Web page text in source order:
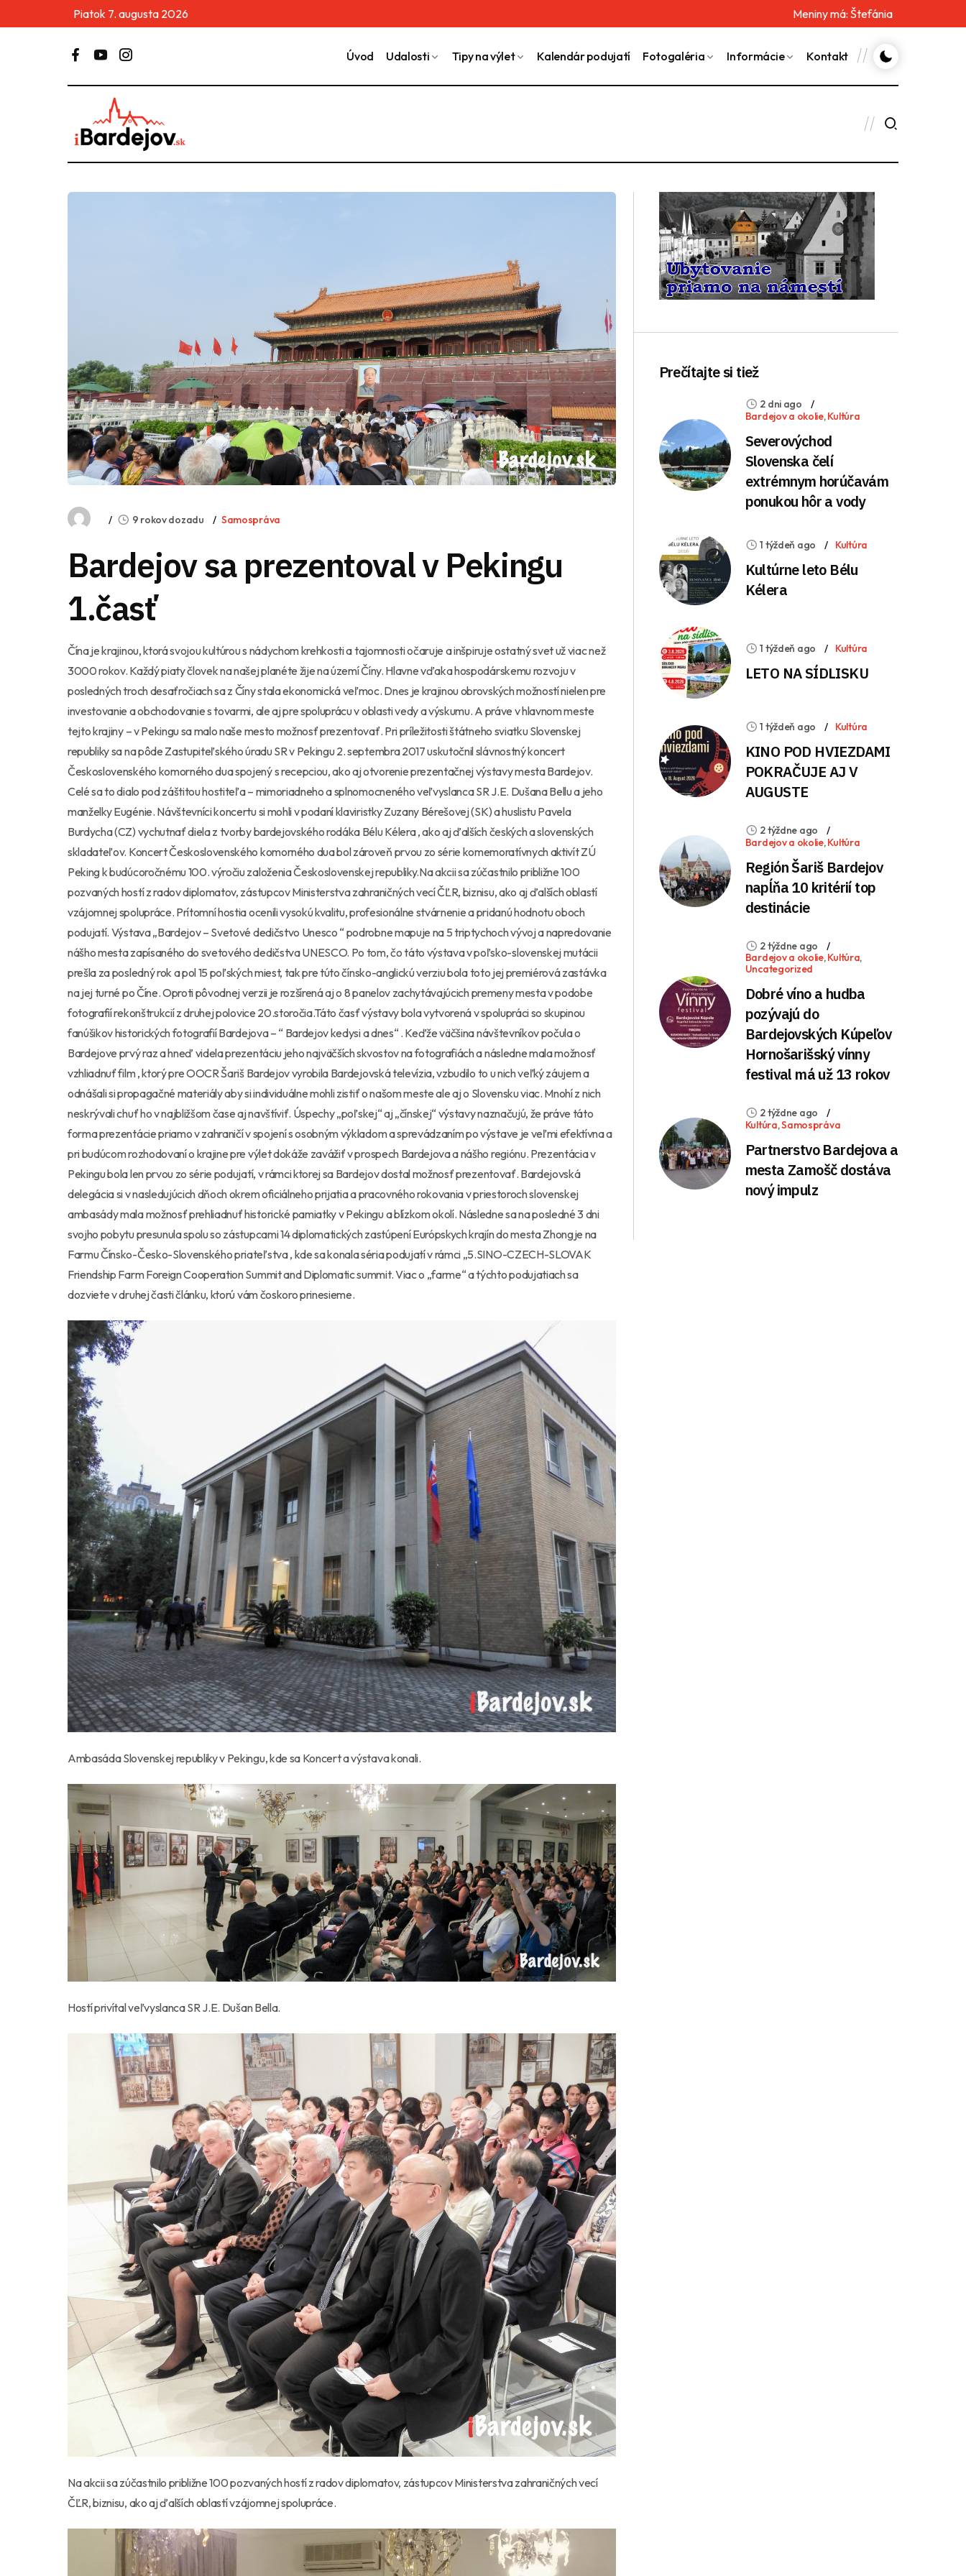
Piatok 7. augusta 2026 Meniny má: Štefánia
Úvod Udalosti Tipy na výlet Kalendár podujatí Fotogaléria Informácie Kontakt
9 rokov dozadu Samospráva
Bardejov sa prezentoval v Pekingu
1.časť
Čína je krajinou, ktorá svojou kultúrou s nádychom krehkosti a tajomnosti očaruje a inšpiruje ostatný svet už viac než
3000 rokov. Každý piaty človek na našej planéte žije na území Číny. Hlavne vďaka hospodárskemu rozvoju v
posledných troch desaťročiach sa z Číny stala ekonomická veľmoc. Dnes je krajinou obrovských možností nielen pre
investovanie a obchodovanie s tovarmi, ale aj pre spoluprácu v oblasti vedy a výskumu. A práve v hlavnom meste
tejto krajiny – v Pekingu sa malo naše mesto možnosť prezentovať. Pri príležitosti štátneho sviatku Slovenskej
republiky sa na pôde Zastupiteľského úradu SR v Pekingu 2. septembra 2017 uskutočnil slávnostný koncert
Československého komorného dua spojený s recepciou, ako aj otvorenie prezentačnej výstavy mesta Bardejov.
Celé sa to dialo pod záštitou hostiteľa – mimoriadneho a splnomocneného veľvyslanca SR J.E. Dušana Bellu a jeho
manželky Eugénie. Návštevníci koncertu si mohli v podaní klaviristky Zuzany Bérešovej (SK) a huslistu Pavela
Burdycha (CZ) vychutnať diela z tvorby bardejovského rodáka Bélu Kélera , ako aj ďalších českých a slovenských
skladateľov. Koncert Československého komorného dua bol zároveň prvou zo série komemoratívnych aktivít ZÚ
Peking k budúcoročnému 100. výročiu založenia Československej republiky.Na akcii sa zúčastnilo približne 100
pozvaných hostí z radov diplomatov, zástupcov Ministerstva zahraničných vecí ČĽR, biznisu, ako aj ďalších oblastí
vzájomnej spolupráce. Prítomní hostia ocenili vysokú kvalitu, profesionálne stvárnenie a pridanú hodnotu oboch
podujatí. Výstava „Bardejov – Svetové dedičstvo Unesco “ podrobne mapuje na 5 triptychoch vývoj a napredovanie
nášho mesta zapísaného do svetového dedičstva UNESCO. Po tom, čo táto výstava v poľsko-slovenskej mutácii
prešla za posledný rok a pol 15 poľských miest, tak pre túto čínsko-anglickú verziu bola toto jej premiérová zastávka
na jej turné po Číne. Oproti pôvodnej verzii je rozšírená aj o 8 panelov zachytávajúcich premeny mesta v podobe
fotografií rekonštrukcií z druhej polovice 20.storočia.Táto časť výstavy bola vytvorená v spolupráci so skupinou
fanúšikov historických fotografií Bardejova – “ Bardejov kedysi a dnes“ . Keďže väčšina návštevníkov počula o
Bardejove prvý raz a hneď videla prezentáciu jeho najväčších skvostov na fotografiách a následne mala možnosť
vzhliadnuť film , ktorý pre OOCR Šariš Bardejov vyrobila Bardejovská televízia, vzbudilo to u nich veľký záujem a
odnášali si propagačné materiály aby si individuálne mohli zistiť o našom meste ale aj o Slovensku viac. Mnohí z nich
neskrývali chuť ho v najbližšom čase aj navštíviť. Úspechy „poľskej“ aj „čínskej“ výstavy naznačujú, že práve táto
forma prezentácie priamo v zahraničí v spojení s osobným výkladom a sprevádzaním po výstave je veľmi efektívna a
pri budúcom rozhodovaní o krajine pre výlet dokáže zavážiť v prospech Bardejova a nášho regiónu. Prezentácia v
Pekingu bola len prvou zo série podujatí, v rámci ktorej sa Bardejov dostal možnosť prezentovať. Bardejovská
delegácia si v nasledujúcich dňoch okrem oficiálneho prijatia a pracovného rokovania v priestoroch slovenskej
ambasády mala možnosť prehliadnuť historické pamiatky v Pekingu a blízkom okolí. Následne sa na posledné 3 dni
svojho pobytu presunula spolu so zástupcami 14 diplomatických zastúpení Európskych krajín do mesta Zhongje na
Farmu Čínsko-Česko-Slovenského priateľstva , kde sa konala séria podujatí v rámci „5.SINO-CZECH-SLOVAK
Friendship Farm Foreign Cooperation Summit and Diplomatic summit. Viac o „farme“ a týchto podujatiach sa
dozviete v druhej časti článku, ktorú vám čoskoro prinesieme.
Ambasáda Slovenskej republiky v Pekingu, kde sa Koncert a výstava konali.
Hostí privítal veľvyslanca SR J.E. Dušan Bella.
Na akcii sa zúčastnilo približne 100 pozvaných hostí z radov diplomatov, zástupcov Ministerstva zahraničných vecí
ČĽR, biznisu, ako aj ďalších oblastí vzájomnej spolupráce.
Prečítajte si tiež
2 dni ago
Bardejov a okolie,Kultúra
Severovýchod
Slovenska čelí
extrémnym horúčavám
ponukou hôr a vody
1 týždeň ago Kultúra
Kultúrne leto Bélu
Kélera
1 týždeň ago Kultúra
LETO NA SÍDLISKU
1 týždeň ago Kultúra
KINO POD HVIEZDAMI
POKRAČUJE AJ V
AUGUSTE
2 týždne ago
Bardejov a okolie,Kultúra
Región Šariš Bardejov
napĺňa 10 kritérií top
destinácie
2 týždne ago
Bardejov a okolie,Kultúra,
Uncategorized
Dobré víno a hudba
pozývajú do
Bardejovských Kúpeľov
Hornošarišský vínny
festival má už 13 rokov
2 týždne ago
Kultúra,Samospráva
Partnerstvo Bardejova a
mesta Zamošč dostáva
nový impulz